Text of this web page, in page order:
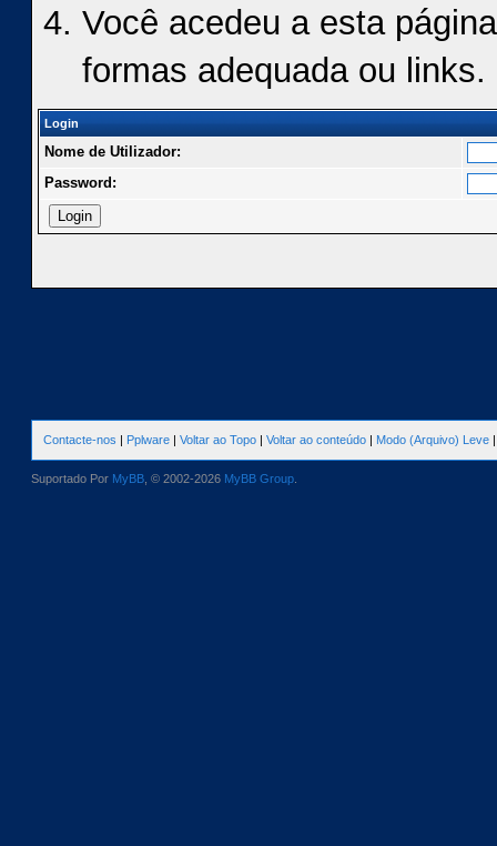
Você acedeu a esta
formas adequada ou links.
Login
Nome de Utilizador:
Password:
Contacte-nos | Pplware | Voltar ao Topo | Voltar ao conteúdo | Modo (Arquivo) Leve
Suportado Por MyBB , © 2002-2026 MyBB Group